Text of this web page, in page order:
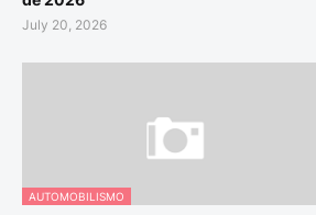
July 20, 2026
AUTOMOBILISMO